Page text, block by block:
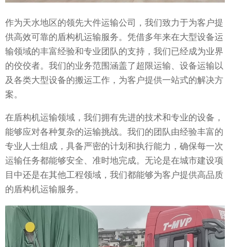
作为天水地区的领先大件运输公司，我们致力于为客户提
供高效可靠的盾构机运输服务。凭借多年来在大型设备运
输领域的丰富经验和专业团队的支持，我们已经成为业界
的佼佼者。我们的业务范围涵盖了超限运输、设备运输以
及各类大型设备的搬运工作，为客户提供一站式的解决方
案。
在盾构机运输领域，我们拥有先进的技术和专业的设备，
能够应对各种复杂的运输挑战。我们的团队由经验丰富的
专业人士组成，具备严密的计划和执行能力，确保每一次
运输任务都能够安全、准时地完成。无论是在城市建设项
目中还是在其他工程领域，我们都能够为客户提供高品质
的盾构机运输服务。